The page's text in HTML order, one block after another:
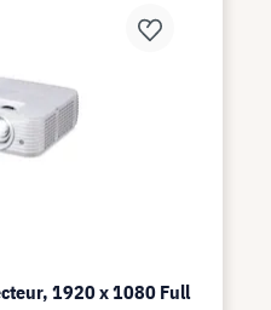
1920 x 1080 Full